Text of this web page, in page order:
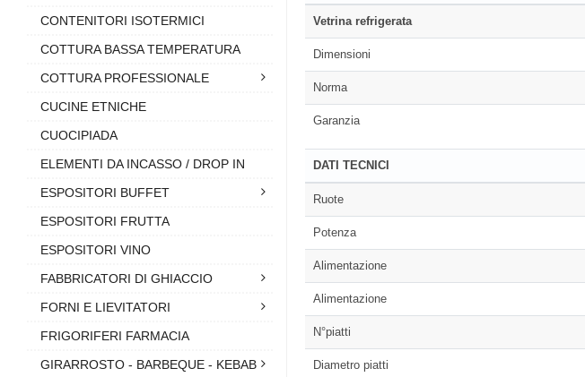
Vetrina refrigerata
Dimensioni
Norma
Garanzia
DATI TECNICI
Ruote
Potenza
Alimentazione
Alimentazione
N°piatti
Diametro piatti
CONTENITORI ISOTERMICI
COTTURA BASSA TEMPERATURA
COTTURA PROFESSIONALE
CUCINE ETNICHE
CUOCIPIADA
ELEMENTI DA INCASSO / DROP IN
ESPOSITORI BUFFET
ESPOSITORI FRUTTA
ESPOSITORI VINO
FABBRICATORI DI GHIACCIO
FORNI E LIEVITATORI
FRIGORIFERI FARMACIA
GIRARROSTO - BARBEQUE - KEBAB